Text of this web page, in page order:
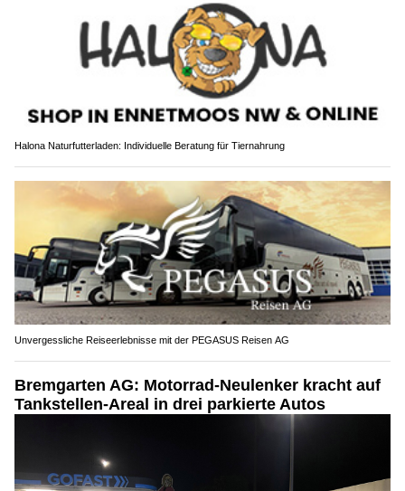
Halona Naturfutterladen: Individuelle Beratung für Tiernahrung
Unvergessliche Reiseerlebnisse mit der PEGASUS Reisen AG
Bremgarten AG: Motorrad-Neulenker kracht auf
Tankstellen-Areal in drei parkierte Autos